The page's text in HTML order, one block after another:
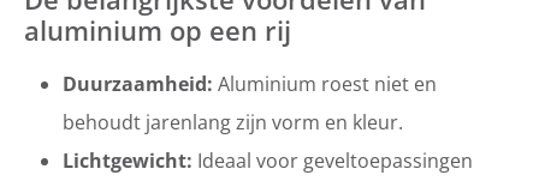
aluminium op een rij
Duurzaamheid: Aluminium roest niet en
behoudt jarenlang zijn vorm en kleur.
Lichtgewicht: Ideaal voor geveltoepassingen